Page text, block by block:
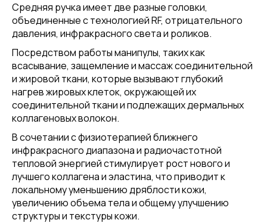
Средняя ручка имеет две разные головки,
объединенные с технологией RF, отрицательного
давления, инфракрасного света и роликов.
Посредством работы манипулы, таких как
всасывание, защемление и массаж соединительной
и жировой ткани, которые вызывают глубокий
нагрев жировых клеток, окружающей их
соединительной ткани и подлежащих дермальных
коллагеновых волокон.
В сочетании с физиотерапией ближнего
инфракрасного диапазона и радиочастотной
тепловой энергией стимулирует рост нового и
лучшего коллагена и эластина, что приводит к
локальному уменьшению дряблости кожи,
увеличению объема тела и общему улучшению
структуры и текстуры кожи.